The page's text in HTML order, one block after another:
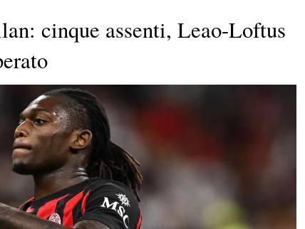
cinque assenti, Leao-Loftus